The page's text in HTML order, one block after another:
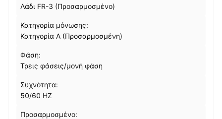
Λάδι FR-3 (Προσαρμοσμένο)
Κατηγορία μόνωσης:
Κατηγορία Α (Προσαρμοσμένη)
Φάση:
Τρεις φάσεις/μονή φάση
Συχνότητα:
50/60 HZ
Προσαρμοσμένο: